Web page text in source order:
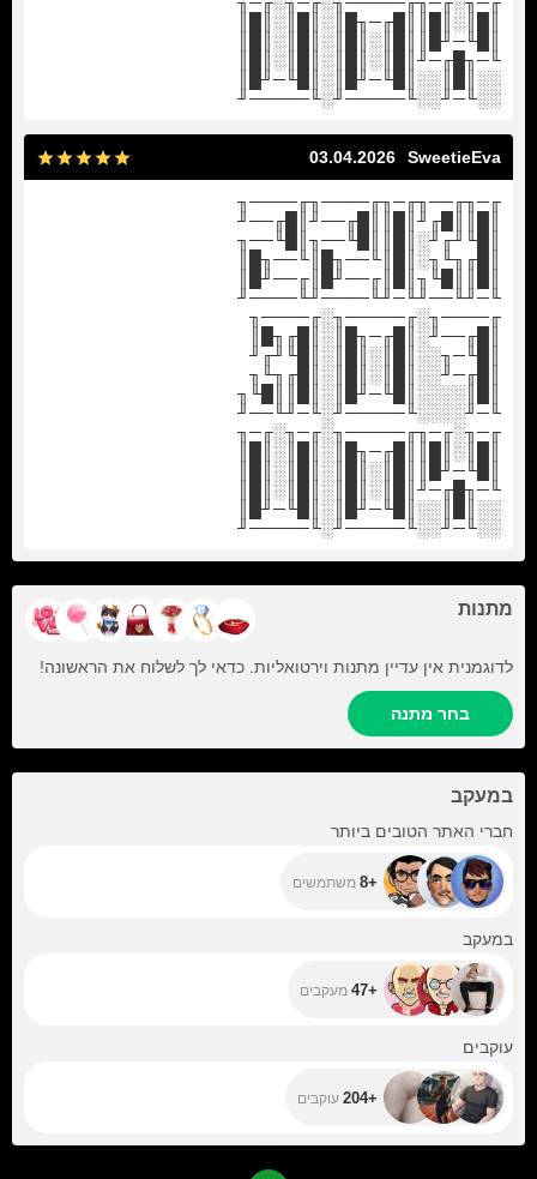
║█║░║█║║█╓─╖█║░║█║░║█║
║█╙─╜█║║█║░║█║░║█║░║█║
╙─╖█╓─╜║█║░║█║░║█║░║█║
░░║█║░░║█╙─╜█║░║█╙─╜█║
░░╙─╜░░╙─────╜░╙─────╜
SweetieEva
03.04.2026
╓─╖╓──╖╓─╖╓────╖╓────╖
║█║║█╓╜║█║║█╓──╜║█╓──╜
║█╙╜╓╜░║█║║█╙──╖║█╙──╖
║█╓╖╙╖░║█║╙──╖█║╙──╖█║
║█║║█╙╖║█║╓──╜█║╓──╜█║
╙─╜╙──╜╙─╜╙────╜╙────╜
╓────╖░╓─────╖░╓────╖
║█╓──╜░║█╓─╖█║░║█╓╖█║
║█╙─╖░░║█║░║█║░║█╙╜╓╜
║█╓─╜░░║█║░║█║░║█╓╖╙╖
║█║░░░░║█╙─╜█║░║█║║█╙╖
╙─╜░░░░╙─────╜░╙─╜╙──╜
╓─╖░╓─╖╓─────╖░╓─╖░╓─╖
║█║░║█║║█╓─╖█║░║█║░║█║
║█╙─╜█║║█║░║█║░║█║░║█║
╙─╖█╓─╜║█║░║█║░║█║░║█║
░░║█║░░║█╙─╜█║░║█╙─╜█║
░░╙─╜░░╙─────╜░╙─────╜
מתנות
לדוגמנית אין עדיין מתנות וירטואליות. כדאי לך לשלוח את הראשונה!
בחר מתנה
במעקב
חברי האתר הטובים ביותר
+8
+8 משתמשים
במעקב
+47 מעקבים
עוקבים
+204 עוקבים